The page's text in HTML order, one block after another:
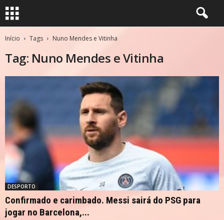
Início Tags Nuno Mendes e Vitinha
Tag: Nuno Mendes e Vitinha
DESPORTO
Confirmado e carimbado. Messi sairá do PSG para
jogar no Barcelona,...